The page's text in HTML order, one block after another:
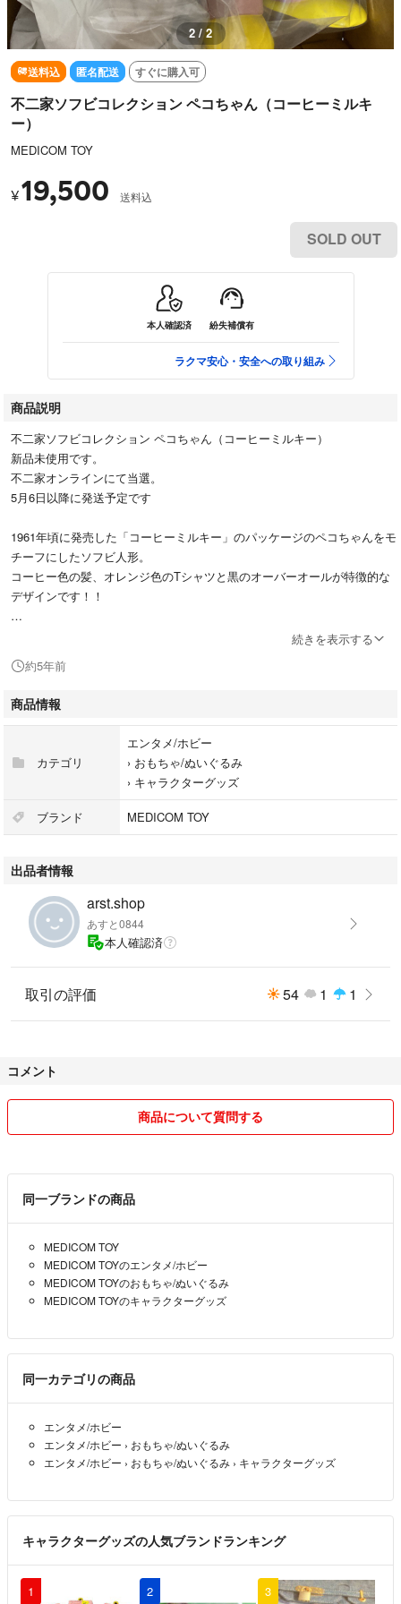
2 / 2
送料込 匿名配送 すぐに購入可
不二家ソフビコレクション ペコちゃん（コーヒーミルキ
ー）
MEDICOM TOY
¥19,500 送料込
SOLD OUT
本人確認済 紛失補償有
ラクマ安心・安全への取り組み
商品説明
不二家ソフビコレクション ペコちゃん（コーヒーミルキー）
新品未使用です。
不二家オンラインにて当選。
5月6日以降に発送予定です
1961年頃に発売した「コーヒーミルキー」のパッケージのペコちゃんをモ
チーフにしたソフビ人形。
コーヒー色の髪、オレンジ色のTシャツと黒のオーバーオールが特徴的な
デザインです！！
他のアプリでも販売しているため売切の際はご了承ください。
#MEDICOMTOY #メディコムトイ #メディコムトイプラス #MEDICIMTOY
PLUS
続きを表示する
約5年前
商品情報
カテゴリ
エンタメ/ホビー
› おもちゃ/ぬいぐるみ
› キャラクターグッズ
ブランド MEDICOM TOY
出品者情報
arst.shop
あすと0844
本人確認済
取引の評価 54 1 1
コメント
商品について質問する
同一ブランドの商品
MEDICOM TOY
MEDICOM TOYのエンタメ/ホビー
MEDICOM TOYのおもちゃ/ぬいぐるみ
MEDICOM TOYのキャラクターグッズ
同一カテゴリの商品
エンタメ/ホビー
エンタメ/ホビー › おもちゃ/ぬいぐるみ
エンタメ/ホビー › おもちゃ/ぬいぐるみ › キャラクターグッズ
キャラクターグッズの人気ブランドランキング
1 2 3